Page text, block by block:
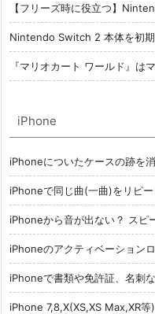
【フリーズ時に役立つ】
Nintendo Switch 2 本体を初
『マリオカート ワールド』は
iPhone
iPhoneについたケースの跡を
iPhoneで同じ曲(一曲)をリピ
iPhoneから音が出ない？ スピ
iPhoneのアクティベーション
iPhoneで書類や免許証、名刺
iPhone 7,8,X(XS,XS Max,XR